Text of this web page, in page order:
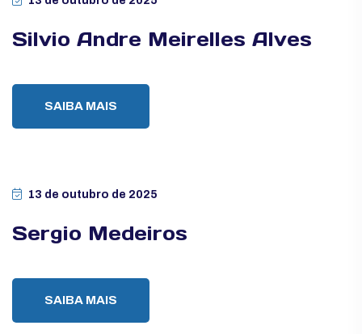
Silvio Andre Meirelles Alves
SAIBA MAIS
13 de outubro de 2025
Sergio Medeiros
SAIBA MAIS